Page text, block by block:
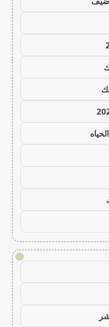
!